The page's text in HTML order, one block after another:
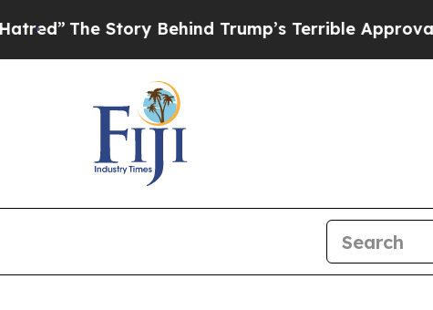
The Story Behind Trump’s Terrible Approval Rating